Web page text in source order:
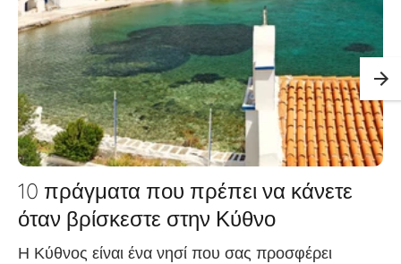
10 πράγματα που πρέπει να κάνετε
όταν βρίσκεστε στην Κύθνο
Η Κύθνος είναι ένα νησί που σας προσφέρει